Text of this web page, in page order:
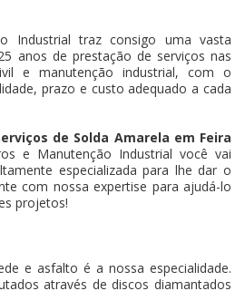
Industrial traz consigo uma vasta
anos de prestação de serviços nas
e manutenção industrial, com o
prazo e custo adequado a cada
de Solda Amarela em Feira
e Manutenção Industrial você vai
especializada para lhe dar o
com nossa expertise para ajudá-lo
projetos!
e asfalto é a nossa especialidade.
através de discos diamantados